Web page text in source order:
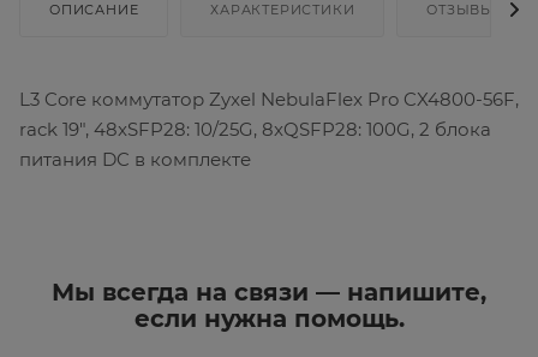
ОПИСАНИЕ ХАРАКТЕРИСТИКИ ОТЗЫВЫ
L3 Core коммутатор Zyxel NebulaFlex Pro CX4800-56F,
rack 19", 48xSFP28: 10/25G, 8xQSFP28: 100G, 2 блока
питания DC в комплекте
Мы всегда на связи — напишите,
если нужна помощь.